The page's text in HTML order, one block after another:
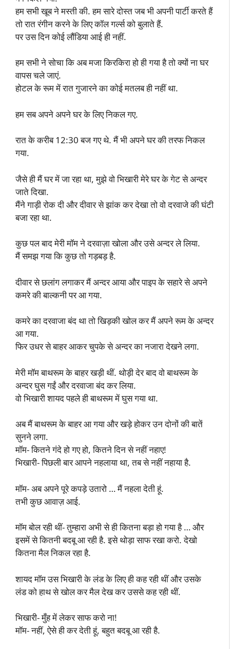
हम सभी खूब ने मस्ती की. हम सारे दोस्त जब भी अपनी पार्टी करते हैं
तो रात रंगीन करने के लिए कॉल गर्ल्स को बुलाते हैं.
पर उस दिन कोई लौंडिया आई ही नहीं.
हम सभी ने सोचा कि अब मजा किरकिरा हो ही गया है तो क्यों ना घर
वापस चले जाएं.
होटल के रूम में रात गुजारने का कोई मतलब ही नहीं था.
हम सब अपने अपने घर के लिए निकल गए.
रात के करीब 12:30 बज गए थे. मैं भी अपने घर की तरफ निकल
गया.
जैसे ही मैं घर में जा रहा था, मुझे वो भिखारी मेरे घर के गेट से अन्दर
जाते दिखा.
मैंने गाड़ी रोक दी और दीवार से झांक कर देखा तो वो दरवाजे की घंटी
बजा रहा था.
कुछ पल बाद मेरी मॉम ने दरवाज़ा खोला और उसे अन्दर ले लिया.
मैं समझ गया कि कुछ तो गड़बड़ है.
दीवार से छलांग लगाकर मैं अन्दर आया और पाइप के सहारे से अपने
कमरे की बाल्कनी पर आ गया.
कमरे का दरवाजा बंद था तो खिड़की खोल कर मैं अपने रूम के अन्दर
आ गया.
फिर उधर से बाहर आकर चुपके से अन्दर का नजारा देखने लगा.
मेरी मॉम बाथरूम के बाहर खड़ी थीं. थोड़ी देर बाद वो बाथरूम के
अन्दर घुस गईं और दरवाजा बंद कर लिया.
वो भिखारी शायद पहले ही बाथरूम में घुस गया था.
अब मैं बाथरूम के बाहर आ गया और खड़े होकर उन दोनों की बातें
सुनने लगा.
मॉम- कितने गंदे हो गए हो, कितने दिन से नहीं नहाए!
भिखारी- पिछली बार आपने नहलाया था, तब से नहीं नहाया है.
मॉम- अब अपने पूरे कपड़े उतारो … मैं नहला देती हूं.
तभी कुछ आवाज़ आई.
मॉम बोल रही थीं- तुम्हारा अभी से ही कितना बड़ा हो गया है … और
इसमें से कितनी बदबू आ रही है. इसे थोड़ा साफ रखा करो. देखो
कितना मैल निकल रहा है.
शायद मॉम उस भिखारी के लंड के लिए ही कह रही थीं और उसके
लंड को हाथ से खोल कर मैल देख कर उससे कह रही थीं.
भिखारी- मुँह में लेकर साफ करो ना!
मॉम- नहीं, ऐसे ही कर देती हूं, बहुत बदबू आ रही है.